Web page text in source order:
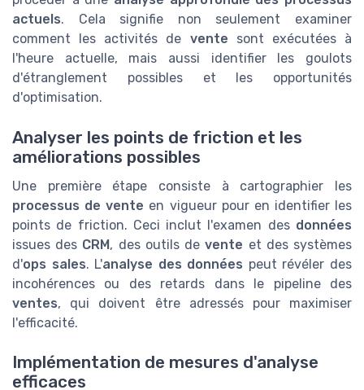
actuels. Cela signifie non seulement examiner
comment les activités de vente sont exécutées à
l'heure actuelle, mais aussi identifier les goulots
d'étranglement possibles et les opportunités
d'optimisation.
Analyser les points de friction et les
améliorations possibles
Une première étape consiste à cartographier les
processus de vente en vigueur pour en identifier les
points de friction. Ceci inclut l'examen des données
issues des CRM, des outils devente et des systèmes
d'ops sales. L'analyse des données peut révéler des
incohérences ou des retards dans le pipeline des
ventes, qui doivent être adressés pour maximiser
l'efficacité.
Implémentation de mesures d'analyse
efficaces